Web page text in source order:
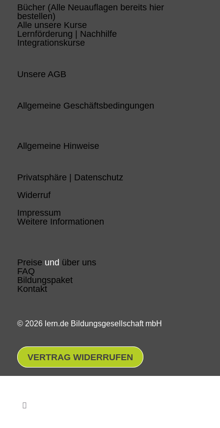
Bücher (Alle Neuauflagen bereits hier
bestellen)
Alle unsere Kurse
Lernförderung | Nachhilfe
Integrationskurse
Unsere AGB
Allgemeine Geschäftsbedingungen
Allgemeine Hinweise
Privatsphäre | Datenschutz
Widerruf
Impressum
Weitere Informationen
Preise und über uns
FAQ
Bildungspaket
Kontakt
© 2026 lern.de Bildungsgesellschaft mbH
VERTRAG WIDERRUFEN